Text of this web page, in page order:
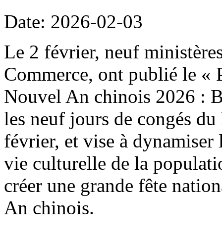
Date: 2026-02-03
Le 2 février, neuf
Commerce, ont publié le «
Nouvel An chinois 2026 :
les neuf jours de congés
février, et vise à dynamiser
vie culturelle de la
créer une grande fête
An chinois.